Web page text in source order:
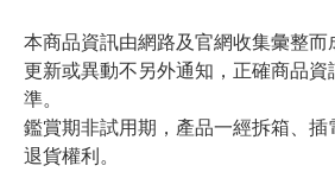
本商品資訊由網路及官網收集彙整
更新或異動不另外通知，正確商品
準。
鑑賞期非試用期，產品一經拆箱、
退貨權利。